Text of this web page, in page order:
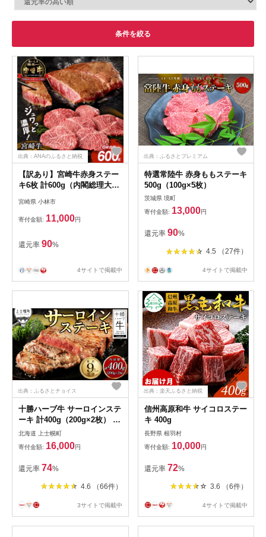
条件を絞る
出典：ANAのふるさと納税
【訳あり】宮崎牛赤身ステー
キ6枚 計600g（内閣総理大臣
牛 赤身 ステーキ 訳あり 宮崎
県）
宮崎県 小林市
寄付金額: 11,000円
還元率 90%
4サイトで掲載中
出典：ふるさとプレミアム
特選常陸牛 赤身ももステーキ
500g（100g×5枚）
茨城県 境町
寄付金額: 13,000円
還元率 90%
4.5 （27件）
4サイトで掲載中
出典：ふるさとチョイス
十勝ハーブ牛 サーロインステ
ーキ 計400g（200g×2枚） 北
海道産 牛肉 赤身 ステーキ
［016-H60］ ※オンライン申
請対応
北海道 上士幌町
寄付金額: 16,000円
還元率 74%
4.6 （66件）
3サイトで掲載中
出典：楽天ふるさと納税
信州高原和牛 サイコロステー
キ 400g
長野県 根羽村
寄付金額: 10,000円
還元率 72%
3.6 （6件）
4サイトで掲載中